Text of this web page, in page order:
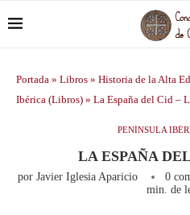
Portada » Libros » Historia de la Alta
Ibérica (Libros) » La España del Cid –
PENÍNSULA
LA ESPAÑA
por Javier Iglesia Aparicio 0
min. de